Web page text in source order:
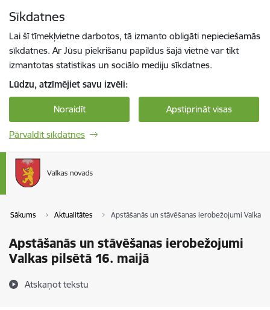
Sīkdatnes
Lai šī tīmekļvietne darbotos, tā izmanto obligāti nepieciešamās
sīkdatnes. Ar Jūsu piekrišanu papildus šajā vietnē var tikt
izmantotas statistikas un sociālo mediju sīkdatnes.
Lūdzu, atzīmējiet savu izvēli:
Noraidīt Apstiprināt visas
Pārvaldīt sīkdatnes
Sākums Aktualitātes Apstāšanās un stāvēšanas ierobežojumi Valkas
Apstāšanās un stāvēšanas ierobežojumi
Valkas pilsētā 16. maijā
Atskaņot tekstu